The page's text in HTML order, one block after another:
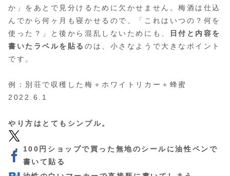
か」をあとで見分けるために欠かせません。梅酒は仕込
んでから何ヶ月も寝かせるので、「これはいつの？何を
使った？」と後から混乱しないためにも、
日付と内容を
書いたラベルを貼るのは、小さなようで大きなポイント
です。
例：別荘で収穫した梅＋ホワイトリカー＋蜂蜜
2022.6.1
やり方はとてもシンプル。
100円ショップで買った 無地のシールに油性ペンで
書いて貼る